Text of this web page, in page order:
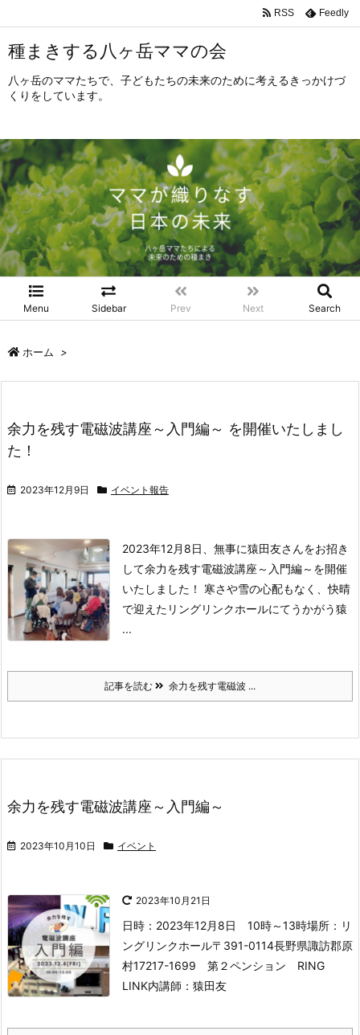
種まきする八ヶ岳ママの会
八ヶ岳のママたちで、子どもたちの未来のために考えるきっかけづ
くりをしています。
Menu Sidebar Prev Next Search
RSS Feedly
ホーム >
余力を残す電磁波講座～入門編～ を開催いたしまし
た！
2023年12月9日 イベント報告
2023年12月8日、無事に猿田友さんをお招き
して余力を残す電磁波講座～入門編～ を開催
いたしました！
寒さや雪の心配もなく、快晴
で迎えたリングリンクホールにてうかがう猿
...
記事を読む 余力を残す電磁波 ...
余力を残す電磁波講座～入門編～
2023年10月10日 イベント
2023年10月21日
日時：2023年12月8日 10時～13時場所：リ
ングリンクホール〒391-0114長野県諏訪郡原
村17217-1699 第２ペンション RING
LINK内講師：猿田友